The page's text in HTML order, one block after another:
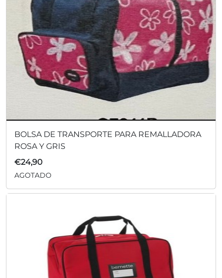
BOLSA DE TRANSPORTE PARA REMALLADORA
ROSA Y GRIS
€24,90
AGOTADO